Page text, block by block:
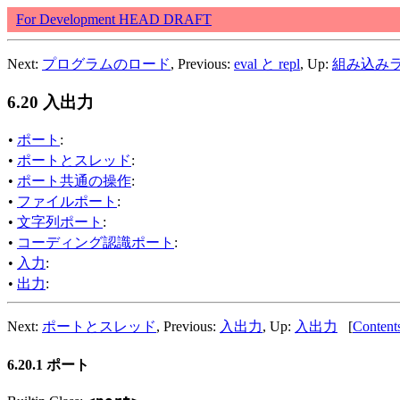
For Development HEAD DRAFT
Next: プログラムのロード, Previous: eval と repl, Up: 組み込み
6.20 入出力
• ポート :
• ポートとスレッド:
• ポート共通の操作:
• ファイルポート :
• 文字列ポート :
• コーディング認識ポート :
• 入力:
• 出力:
Next: ポートとスレッド, Previous: 入出力, Up: 入出力 [
6.20.1 ポート